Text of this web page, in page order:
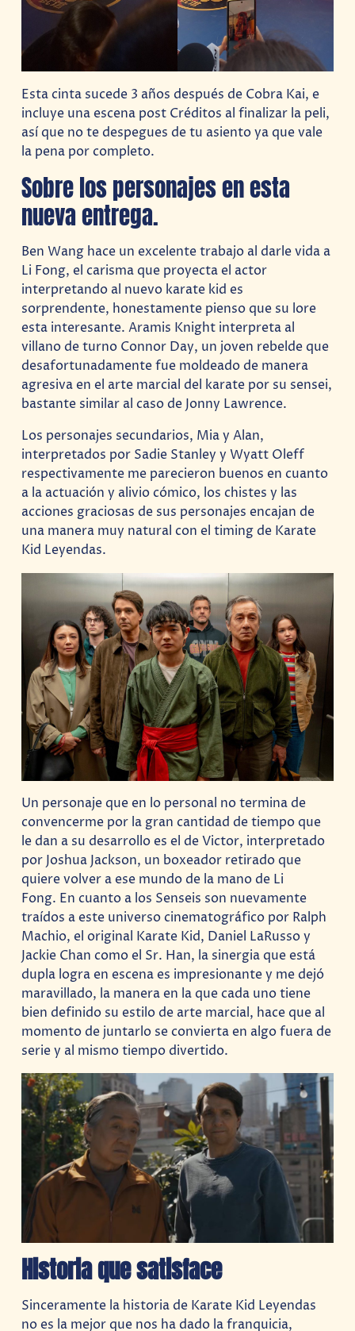
Esta cinta sucede 3 años después de Cobra Kai, e
incluye una escena post Créditos al finalizar la peli,
así que no te despegues de tu asiento ya que vale
la pena por completo.
Sobre los personajes en esta
nueva entrega.
Ben Wang hace un excelente trabajo al darle vida a
Li Fong, el carisma que proyecta el actor
interpretando al nuevo karate kid es
sorprendente, honestamente pienso que su lore
esta interesante. Aramis Knight interpreta al
villano de turno Connor Day, un joven rebelde que
desafortunadamente fue moldeado de manera
agresiva en el arte marcial del karate por su sensei,
bastante similar al caso de Jonny Lawrence.
Los personajes secundarios, Mia y Alan,
interpretados por Sadie Stanley y Wyatt Oleff
respectivamente me parecieron buenos en cuanto
a la actuación y alivio cómico, los chistes y las
acciones graciosas de sus personajes encajan de
una manera muy natural con el timing de Karate
Kid Leyendas.
Un personaje que en lo personal no termina de
convencerme por la gran cantidad de tiempo que
le dan a su desarrollo es el de Victor, interpretado
por Joshua Jackson, un boxeador retirado que
quiere volver a ese mundo de la mano de Li
Fong. En cuanto a los Senseis son nuevamente
traídos a este universo cinematográfico por Ralph
Machio, el original Karate Kid, Daniel LaRusso y
Jackie Chan como el Sr. Han, la sinergia que está
dupla logra en escena es impresionante y me dejó
maravillado, la manera en la que cada uno tiene
bien definido su estilo de arte marcial, hace que al
momento de juntarlo se convierta en algo fuera de
serie y al mismo tiempo divertido.
Historia que satisface
Sinceramente la historia de Karate Kid Leyendas
no es la mejor que nos ha dado la franquicia,